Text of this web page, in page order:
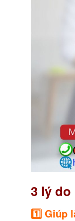
3 lý do
1️⃣ Giúp